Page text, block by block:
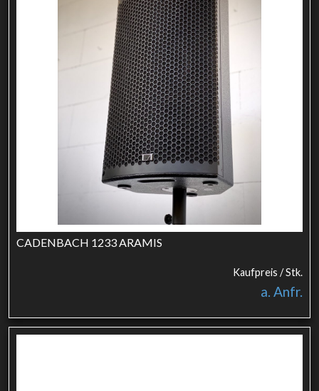
CADENBACH 1233 ARAMIS
Kaufpreis / Stk.
a. Anfr.